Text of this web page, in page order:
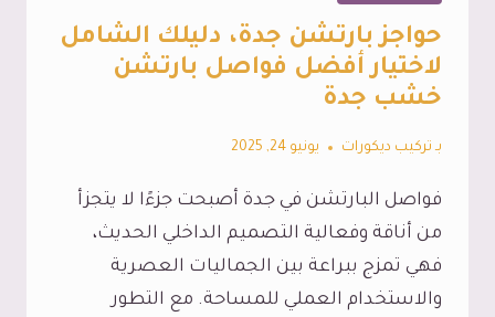
حواجز بارتشن جدة، دليلك الشامل
لاختيار أفضل فواصل بارتشن
خشب جدة
بـ تركيب ديكورات يونيو 24, 2025
فواصل البارتشن في جدة أصبحت جزءًا لا يتجزأ
من أناقة وفعالية التصميم الداخلي الحديث،
فهي تمزج ببراعة بين الجماليات العصرية
والاستخدام العملي للمساحة. مع التطور